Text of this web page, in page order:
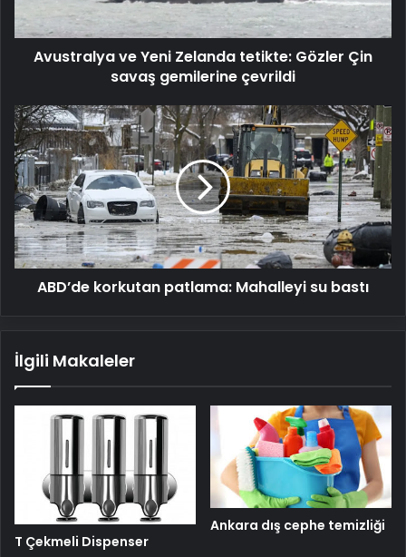
savaş
gemilerine
çevrildi
Avustralya ve Yeni Zelanda tetikte: Gözler Çin
savaş gemilerine çevrildi
ABD’de
korkutan
patlama:
Mahalleyi
su
bastı
ABD’de korkutan patlama: Mahalleyi su bastı
İlgili Makaleler
T Çekmeli Dispenser
Ankara dış cephe temizliği